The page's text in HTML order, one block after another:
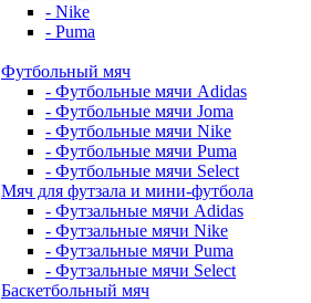
- Nike
- Puma
Футбольный мяч
- Футбольные мячи Adidas
- Футбольные мячи Joma
- Футбольные мячи Nike
- Футбольные мячи Puma
- Футбольные мячи Select
Мяч для футзала и мини-футбола
- Футзальные мячи Adidas
- Футзальные мячи Nike
- Футзальные мячи Puma
- Футзальные мячи Select
Баскетбольный мяч